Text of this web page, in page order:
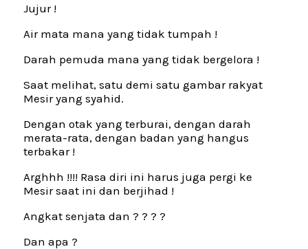
Jujur !
Air mata mana yang tidak tumpah !
Darah pemuda mana yang tidak bergelora !
Saat melihat, satu demi satu gambar rakyat
Mesir yang syahid.
Dengan otak yang terburai, dengan darah
merata-rata, dengan badan yang hangus
terbakar !
Arghhh !!!! Rasa diri ini harus juga pergi ke
Mesir saat ini dan berjihad !
Angkat senjata dan ? ? ? ?
Dan apa ?